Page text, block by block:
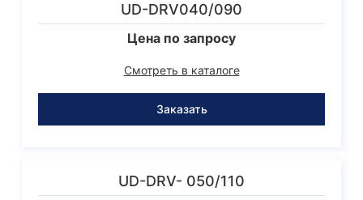
UD-DRV040/090
Цена по запросу
Смотреть в каталоге
Заказать
UD-DRV- 050/110